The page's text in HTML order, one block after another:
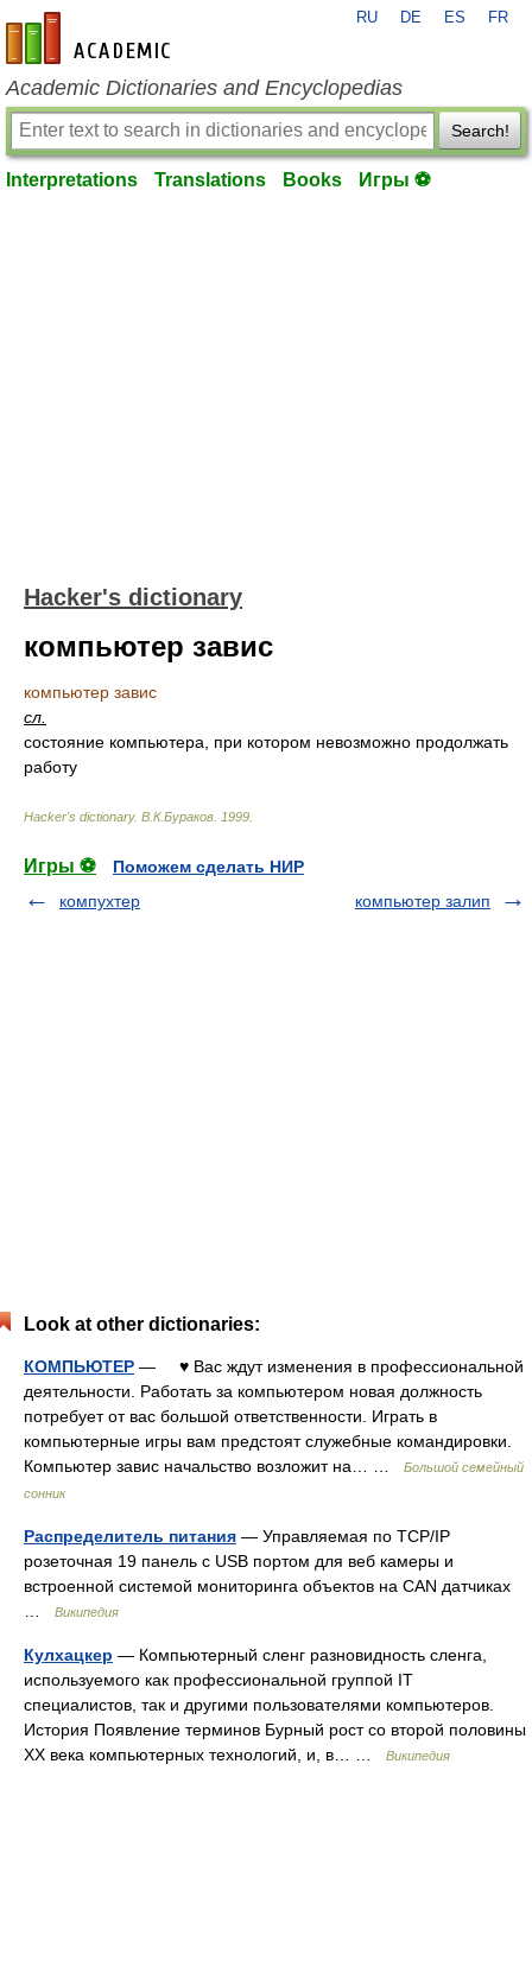
en-academic.com
RU DE ES FR
Academic Dictionaries and Encyclopedias
Search!
Interpretations Translations Books Игры ⚽
Hacker's dictionary
компьютер завис
компьютер завис
сл.
состояние компьютера, при котором невозможно продолжать
работу
Hacker's dictionary. В.К.Бураков 1999
Игры ⚽
Поможем сделать НИР
компухтер
компьютер залип
Look at other dictionaries:
КОМПЬЮТЕР — ♥ Вас ждут изменения в профессиональной
деятельности. Работать за компьютером новая должность
потребует от вас большой ответственности. Играть в
компьютерные игры вам предстоят служебные командировки.
Компьютер завис начальство возложит на… …
Большой семейный
сонник
Распределитель питания — Управляемая по TCP/IP
розеточная 19 панель с USB портом для веб камеры и
встроенной системой мониторинга объектов на CAN датчиках
Википедия
Кулхацкер — Компьютерный сленг разновидность сленга,
используемого как профессиональной группой IT
специалистов, так и другими пользователями компьютеров.
История Появление терминов Бурный рост со второй половины
XX века компьютерных технологий, и, в… …
Википедия